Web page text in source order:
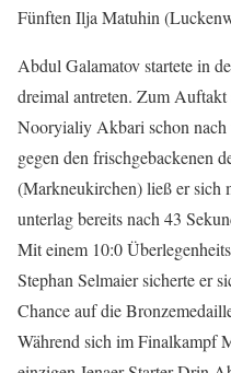
Fünften Ilja Matuhin
Abdul Galamatov startete in
dreimal antreten. Zum Auftakt
Nooryialiy Akbari schon
gegen den frischgebackenen
(Markneukirchen) ließ er sich
unterlag bereits nach 43
Mit einem 10:0
Stephan Selmaier sicherte er
Chance auf die
Während sich im Finalkampf